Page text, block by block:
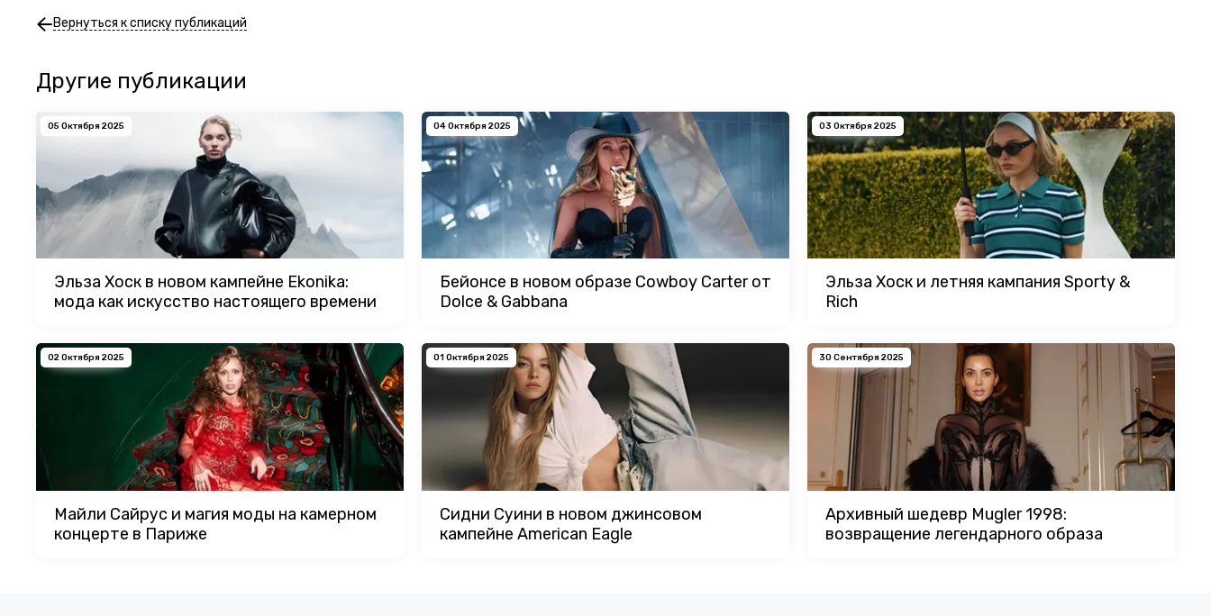
Вернуться к списку публикаций
Другие публикации
05 Октября 2025
Эльза Хоск в новом кампейне Ekonika:
мода как искусство настоящего времени
04 Октября 2025
Бейонсе в новом образе Cowboy Carter от
Dolce & Gabbana
03 Октября 2025
Эльза Хоск и летняя кампания Sporty &
Rich
02 Октября 2025
Майли Сайрус и магия моды на камерном
концерте в Париже
01 Октября 2025
Сидни Суини в новом джинсовом
кампейне American Eagle
30 Сентября 2025
Архивный шедевр Mugler 1998:
возвращение легендарного образа